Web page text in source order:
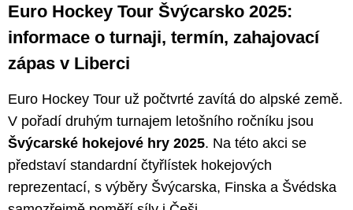
Euro Hockey Tour Švýcarsko 2025:
informace o turnaji, termín, zahajovací
zápas v Liberci
Euro Hockey Tour už počtvrté zavítá do alpské země.
V pořadí druhým turnajem letošního ročníku jsou
Švýcarské hokejové hry 2025. Na této akci se
představí standardní čtyřlístek hokejových
reprezentací, s výběry Švýcarska, Finska a Švédska